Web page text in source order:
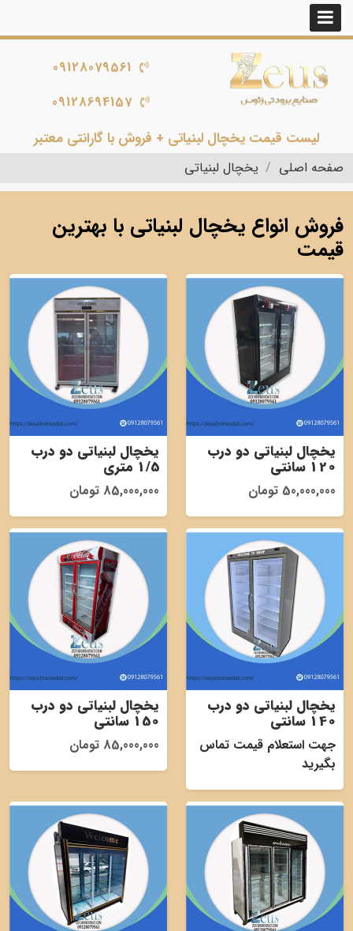
لیست قیمت یخچال لبنیاتی + فروش با گارانتی معتبر
09128079561
09128694157
صفحه اصلی یخچال لبنیاتی
فروش انواع یخچال لبنیاتی با بهترین
قیمت
یخچال لبنیاتی دو درب
120 سانتی
50,000,000 تومان
یخچال لبنیاتی دو درب
1/5 متری
85,000,000 تومان
یخچال لبنیاتی دو درب
140 سانتی
جهت استعلام قیمت تماس
بگیرید
یخچال لبنیاتی دو درب
150 سانتی
85,000,000 تومان